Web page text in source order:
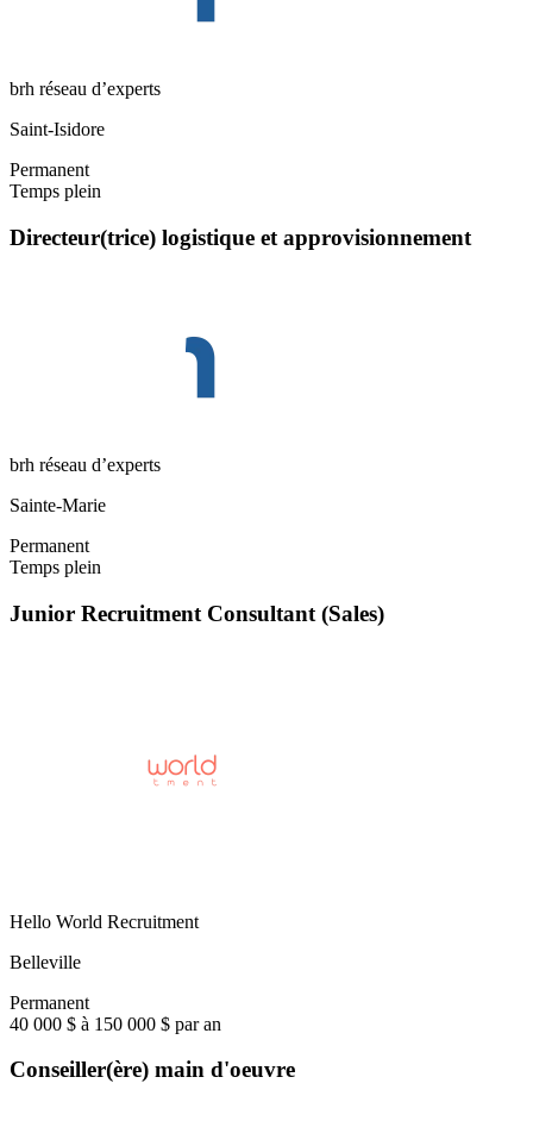
brh réseau d’experts
Saint-Isidore
Permanent
Temps plein
Directeur(trice) logistique et approvisionnement
brh réseau d’experts
Sainte-Marie
Permanent
Temps plein
Junior Recruitment Consultant (Sales)
Hello World Recruitment
Belleville
Permanent
40 000 $ à 150 000 $ par an
Conseiller(ère) main d'oeuvre